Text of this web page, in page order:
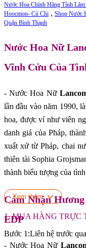
Nước Hoa Chính Hãng Tỉnh
Hoocmon- Củ Chi , Shop Nước
Quận Bình Thạnh
Nước Hoa Nữ
Vĩnh Cửu Của
- Nước Hoa Nữ
lần đầu vào năm 1990,
hoa, được ví như viên
danh giá của Pháp,
xuất xứ từ Pháp, chai
thiên tài Sophia
thành biểu tượng của
Cảm Nhận
EDP
- Nước Hoa Nữ
Xem thêm
1. MUA HÀNG TRỰC
Bước 1:Liên hệ trước